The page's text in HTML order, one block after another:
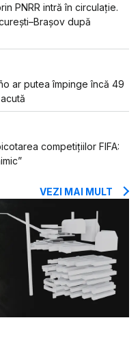
PNRR intră în circulație.
după
ar putea împinge încă 49
competițiilor FIFA:
VEZI MAI MULT